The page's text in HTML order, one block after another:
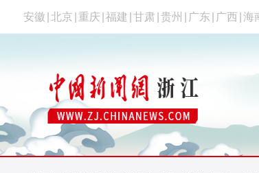
安徽 北京 重庆 福建 甘肃 贵州 广东 广西 海